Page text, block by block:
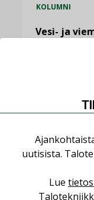
KOLUMNI
Vesi- ja
uutisista.
Lue